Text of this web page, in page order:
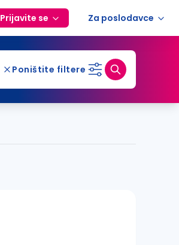
Prijavite se Za poslodavce
Poništite filtere